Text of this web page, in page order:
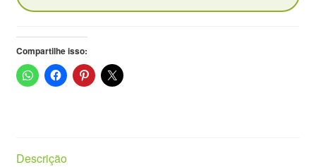
Compartilhe isso:
Descrição